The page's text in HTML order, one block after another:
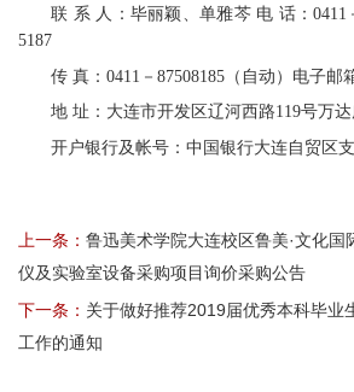
联 系 人：毕丽颖、单雅芩 电 话：0411
5187
传 真：0411－87508185（自动）电子邮
地 址：大连市开发区辽河西路119号万
开户银行及帐号：中国银行大连自贸区
上一条： 鲁迅美术学院大连校区鲁美·文化
仪及实验室设备采购项目询价采购公告
下一条： 关于做好推荐2019届优秀本科毕业
工作的通知